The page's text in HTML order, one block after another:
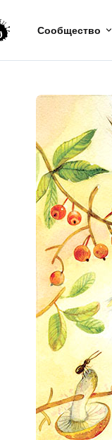
Сообщество